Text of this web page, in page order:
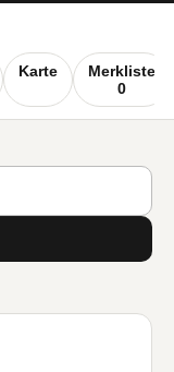
Karte
Merkliste
0